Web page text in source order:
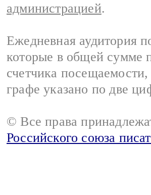
администрацией.
Ежедневная аудитория
которые в общей сумме
счетчика
графе указано по две
© Все права
Российского союза